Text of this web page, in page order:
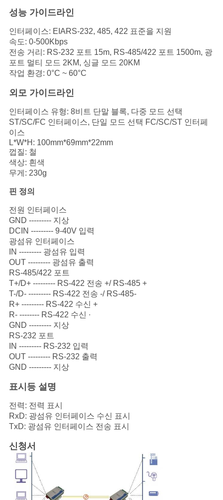
이
트
맵
개
인
정
보
보
호
정
책
성능 가이드라인
인터페이스: EIARS-232, 485, 422 표준을 지원
속도: 0-500Kbps
전송 거리: RS-232 포트 15m, RS-485/422 포트 1500m, 광
포트 멀티 모드 2KM, 싱글 모드 20KM
작업 환경: 0°C ~ 60°C
외모 가이드라인
인터페이스 유형: 8비트 단말 블록, 다중 모드 선택
ST/SC/FC 인터페이스, 단일 모드 선택 FC/SC/ST 인터페
이스
L*W*H: 100mm*69mm*22mm
껍질: 철
색상: 흰색
무게: 230g
핀 정의
전원 인터페이스
GND --------- 지상
DCIN --------- 9-40V 입력
광섬유 인터페이스
IN --------- 광섬유 입력
OUT --------- 광섬유 출력
RS-485/422 포트
T+/D+ --------- RS-422 전송 +/ RS-485 +
T-/D- --------- RS-422 전송 -/ RS-485-
R+ --------- RS-422 수신 +
R- -------- RS-422 수신 ∙
GND --------- 지상
RS-232 포트
IN --------- RS-232 입력
OUT --------- RS-232 출력
GND --------- 지상
표시등 설명
전력: 전력 표시
RxD: 광섬유 인터페이스 수신 표시
TxD: 광섬유 인터페이스 전송 표시
신청서